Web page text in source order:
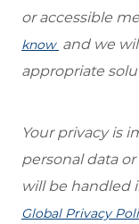
or accessible
know and we
appropriate
Your privacy is
personal data
will be handled
Global Privacy